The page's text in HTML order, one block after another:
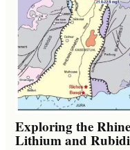
Exploring the
Lithium and